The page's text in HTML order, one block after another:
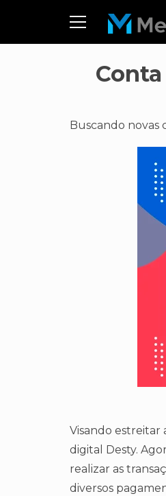
Buscando novas
Visando estreitar
digital Desty.
realizar as
diversos